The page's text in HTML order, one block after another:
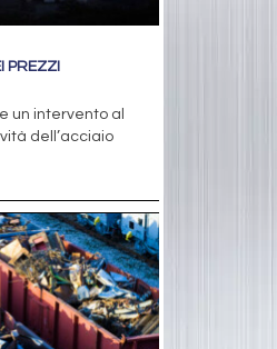
PREZZI
un intervento al
dell’acciaio